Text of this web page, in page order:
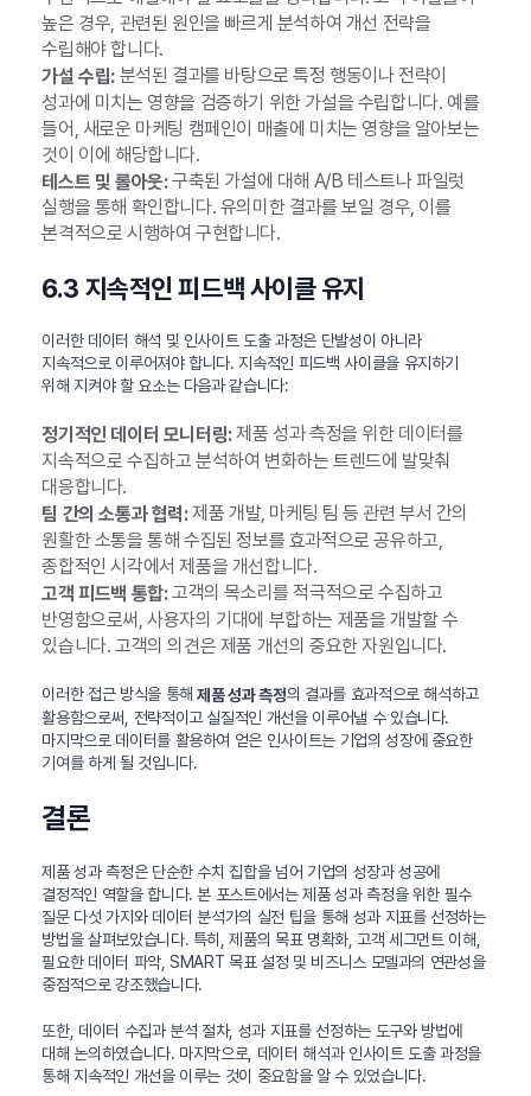
높은 경우, 관련된 원인을 빠르게 분석하여 개선 전략을
수립해야 합니다.
가설 수립:분석된 결과를 바탕으로 특정 행동이나 전략이
성과에 미치는 영향을 검증하기 위한 가설을 수립합니다. 예를
들어, 새로운 마케팅 캠페인이 매출에 미치는 영향을 알아보는
것이 이에 해당합니다.
테스트 및 롤아웃:구축된 가설에 대해 A/B 테스트나 파일럿
실행을 통해 확인합니다. 유의미한 결과를 보일 경우, 이를
본격적으로 시행하여 구현합니다.
6.3 지속적인 피드백 사이클 유지
이러한 데이터 해석 및 인사이트 도출 과정은 단발성이 아니라
지속적으로 이루어져야 합니다. 지속적인 피드백 사이클을 유지하기
위해 지켜야 할 요소는 다음과 같습니다:
정기적인 데이터 모니터링:제품 성과 측정을 위한 데이터를
지속적으로 수집하고 분석하여 변화하는 트렌드에 발맞춰
대응합니다.
팀 간의 소통과 협력:제품 개발, 마케팅 팀 등 관련 부서 간의
원활한 소통을 통해 수집된 정보를 효과적으로 공유하고,
종합적인 시각에서 제품을 개선합니다.
고객 피드백 통합:고객의 목소리를 적극적으로 수집하고
반영함으로써, 사용자의 기대에 부합하는 제품을 개발할 수
있습니다. 고객의 의견은 제품 개선의 중요한 자원입니다.
이러한 접근 방식을 통해제품 성과 측정의 결과를 효과적으로 해석하고
활용함으로써, 전략적이고 실질적인 개선을 이루어낼 수 있습니다.
마지막으로 데이터를 활용하여 얻은 인사이트는 기업의 성장에 중요한
기여를 하게 될 것입니다.
결론
제품 성과 측정은 단순한 수치 집합을 넘어 기업의 성장과 성공에
결정적인 역할을 합니다. 본 포스트에서는 제품 성과 측정을 위한 필수
질문 다섯 가지와 데이터 분석가의 실전 팁을 통해 성과 지표를 선정하는
방법을 살펴보았습니다. 특히, 제품의 목표 명확화, 고객 세그먼트 이해,
필요한 데이터 파악, SMART 목표 설정 및 비즈니스 모델과의 연관성을
중점적으로 강조했습니다.
또한, 데이터 수집과 분석 절차, 성과 지표를 선정하는 도구와 방법에
대해 논의하였습니다. 마지막으로, 데이터 해석과 인사이트 도출 과정을
통해 지속적인 개선을 이루는 것이 중요함을 알 수 있었습니다.